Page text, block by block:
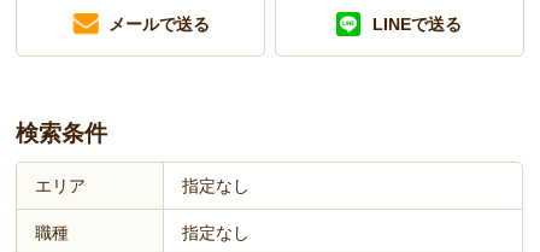
メールで送る LINEで送る
検索条件
エリア 指定なし
職種 指定なし